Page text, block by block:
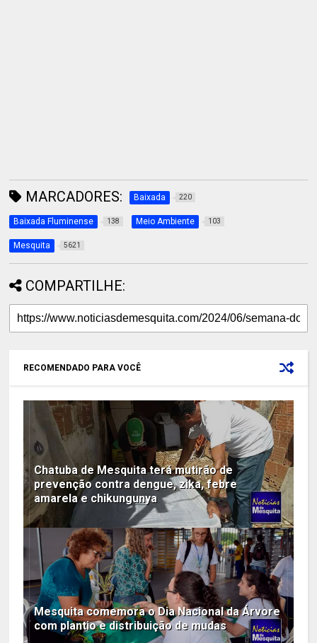
MARCADORES: Baixada 220
Baixada Fluminense 138 Meio Ambiente 103
Mesquita 5621
COMPARTILHE:
RECOMENDADO PARA VOCÊ
Chatuba de Mesquita terá mutirão de
prevenção contra dengue, zika, febre
amarela e chikungunya
Mesquita comemora o Dia Nacional da Árvore
com plantio e distribuição de mudas